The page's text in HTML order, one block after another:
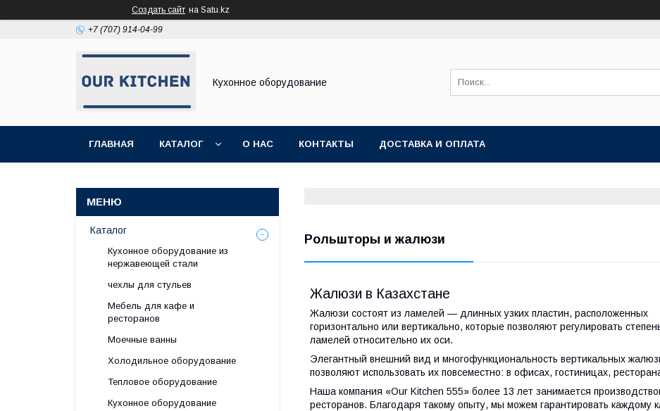
Создать сайт на Satu.kz
+7 (707) 914-04-99
Кухонное оборудование
ГЛАВНАЯ КАТАЛОГ О НАС КОНТАКТЫ ДОСТАВКА И ОПЛАТА
Рольшторы и жалюзи
Жалюзи в Казахстане
Жалюзи состоят из ламелей — длинных узких пластин, расположенных
горизонтально или вертикально, которые позволяют регулировать
ламелей относительно их оси.
Элегантный внешний вид и многофункциональность вертикальных
позволяют использовать их повсеместно: в офисах, гостиницах,
Наша компания «Our Kitchen 555» более 13 лет занимается
ресторанов. Благодаря такому опыту, мы можем гарантировать каждому
Каталог
Кухонное оборудование из
нержавеющей стали
чехлы для стульев
Мебель для кафе и
ресторанов
Моечные ванны
Холодильное оборудование
Тепловое оборудование
Кухонное оборудование